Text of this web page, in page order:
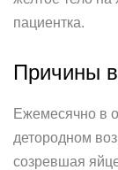
пациентка.
Причины
Ежемесячно в
детородном
созревшая